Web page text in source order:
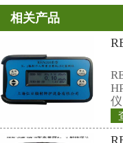
机，这种手
此，在还没
之前，女性
挂在腰部